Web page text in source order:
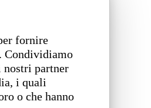
fornire
Condividiamo
partner
i quali
o che hanno